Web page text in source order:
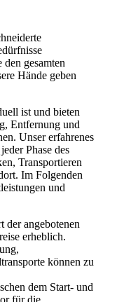
gesamten
Hände geben
ist und bieten
Entfernung und
Unser erfahrenes
Phase des
Transportieren
Im Folgenden
und
der angebotenen
erheblich.
können zu
dem Start- und
für die